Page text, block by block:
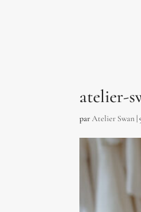
atelier-
parAtelier Swan |